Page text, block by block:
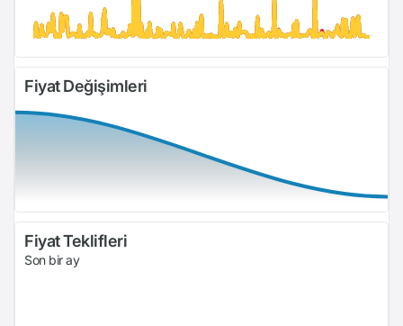
Fiyat Değişimleri
Fiyat Teklifleri
Son bir ay